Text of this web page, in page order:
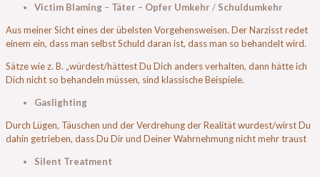
Victim Blaming – Täter – Opfer Umkehr / Schuldumkehr
Aus meiner Sicht eines der übelsten Vorgehensweisen. Der Narzisst redet
einem ein, dass man selbst Schuld daran ist, dass man so behandelt wird.
Sätze wie z. B. „würdest/hättest Du Dich anders verhalten, dann hätte ich
Dich nicht so behandeln müssen, sind klassische Beispiele.
Gaslighting
Durch Lügen, Täuschen und der Verdrehung der Realität wurdest/wirst Du
dahin getrieben, dass Du Dir und Deiner Wahrnehmung nicht mehr traust
Silent Treatment